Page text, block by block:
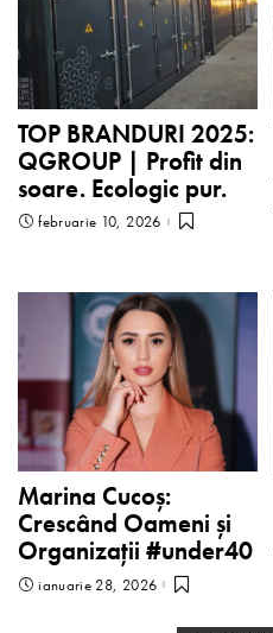
TOP BRANDURI 2025:
QGROUP | Profit din
soare. Ecologic pur.
februarie 10, 2026
Marina Cucoș:
Crescând Oameni și
Organizații #under40
ianuarie 28, 2026